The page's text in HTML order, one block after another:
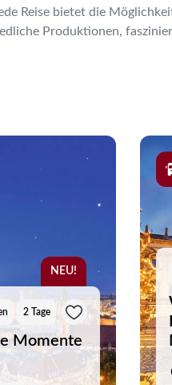
Reise bietet die
Produktionen,
Zeit für eigene
Showmomente freuen. Ob
Sie besondere
NEU!
2 Tage
Momente